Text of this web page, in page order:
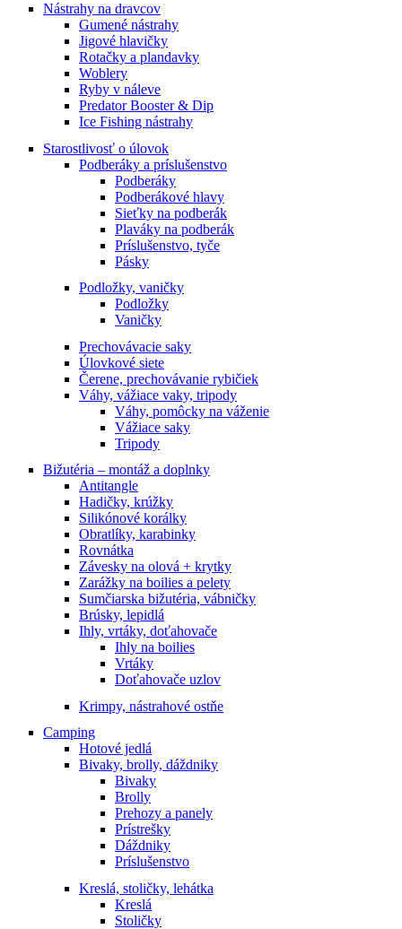
Nástrahy na dravcov
Gumené nástrahy
Jigové hlavičky
Rotačky a plandavky
Woblery
Ryby v náleve
Predator Booster & Dip
Ice Fishing nástrahy
Starostlivosť o úlovok
Podberáky a príslušenstvo
Podberáky
Podberákové hlavy
Sieťky na podberák
Plaváky na podberák
Príslušenstvo, tyče
Pásky
Podložky, vaničky
Podložky
Vaničky
Prechovávacie saky
Úlovkové siete
Čerene, prechovávanie rybičiek
Váhy, vážiace vaky, tripody
Váhy, pomôcky na váženie
Vážiace saky
Tripody
Bižutéria – montáž a doplnky
Antitangle
Hadičky, krúžky
Silikónové korálky
Obratlíky, karabinky
Rovnátka
Závesky na olová + krytky
Zarážky na boilies a pelety
Sumčiarska bižutéria, vábničky
Brúsky, lepidlá
Ihly, vrtáky, doťahovače
Ihly na boilies
Vrtáky
Doťahovače uzlov
Krimpy, nástrahové ostňe
Camping
Hotové jedlá
Bivaky, brolly, dáždniky
Bivaky
Brolly
Prehozy a panely
Prístrešky
Dáždniky
Príslušenstvo
Kreslá, stoličky, lehátka
Kreslá
Stoličky